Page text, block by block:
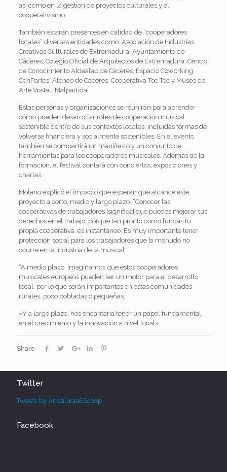
así como en la gestión de proyectos culturales y el
cooperativismo.
También estarán presentes en calidad de “cooperadores
locales” diversas entidades como: Asociación de Industrias
Creativas Culturales de Extremadura, Ayuntamiento de
Cáceres, Colegio Oficial de Arquitectos de Extremadura, Centro
de Conocimiento Aldealab de Cáceres, Espacio Coworking
ConPartes, Ateneo de Cáceres, Cooperativa Toc Toc y Museo de
Arte Vostell Malpartida.
Estas personas y organizaciones se reunirán para aprender
cómo pueden desarrollar roles de cooperación musical
sostenible dentro de sus contextos locales, incluidas formas de
volverse financiera y socialmente sostenibles. En el evento
también se compartirá un manifiesto y un conjunto de
herramientas para los cooperadores musicales. Además de la
formación, el festival contará con conciertos, exposiciones y
charlas.
Molano explicó el impacto que esperan que alcance este
proyecto a corto, medio y largo plazo. “Conocer las
cooperativas de trabajadores [significa] que puedes mejorar tus
derechos en el trabajo, porque tan pronto como fundas tu
propia cooperativa, es instantáneo. Es muy importante tener
protección social para los trabajadores que [a menudo no
ocurre en la industria de la música].
“A medio plazo, imaginamos que estos cooperadores
musicales europeos pueden ser un motor para el desarrollo
local, por lo que serán importantes en estas comunidades
rurales, poco pobladas o pequeñas.
«Y a largo plazo, nos encantaría tener un papel fundamental
en el crecimiento y la innovación a nivel local».
Share
Twitter
Tweets by AndaluciaEScoop
Facebook